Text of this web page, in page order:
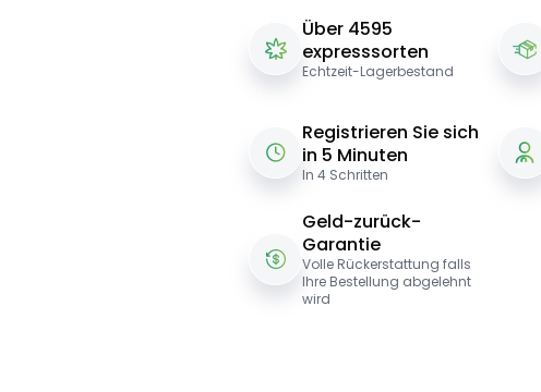
Über 4595
expresssorten
Echtzeit-Lagerbestand
Registrieren Sie sich
in 5 Minuten
In 4 Schritten
Geld-zurück-
Garantie
Volle Rückerstattung falls
Ihre Bestellung abgelehnt
wird